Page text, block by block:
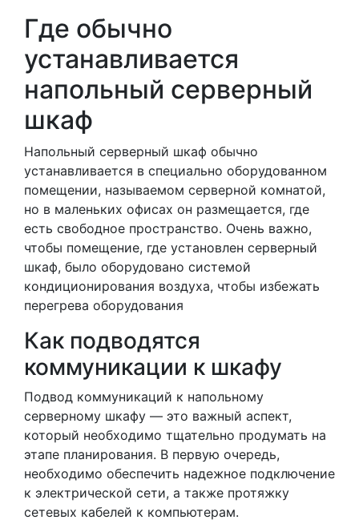
Где обычно
устанавливается
напольный серверный
шкаф
Напольный серверный шкаф обычно
устанавливается в специально оборудованном
помещении, называемом серверной комнатой,
но в маленьких офисах он размещается, где
есть свободное пространство. Очень важно,
чтобы помещение, где установлен серверный
шкаф, было оборудовано системой
кондиционирования воздуха, чтобы избежать
перегрева оборудования
Как подводятся
коммуникации к шкафу
Подвод коммуникаций к напольному
серверному шкафу — это важный аспект,
который необходимо тщательно продумать на
этапе планирования. В первую очередь,
необходимо обеспечить надежное подключение
к электрической сети, а также протяжку
сетевых кабелей к компьютерам.